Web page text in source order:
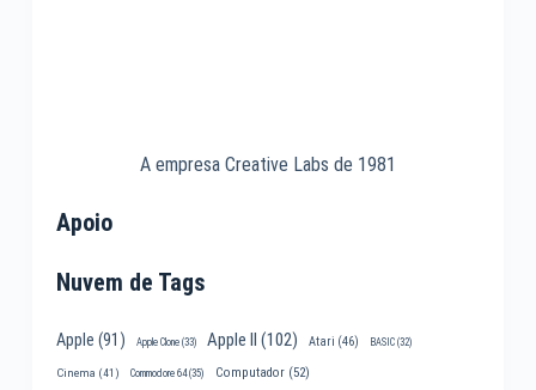
A empresa Creative Labs de 1981
Apoio
Nuvem de Tags
Apple (91) Apple Clone(33) Apple II (102) Atari (46) BASIC(32)
Cinema (41) Commodore 64(35) Computador(52)